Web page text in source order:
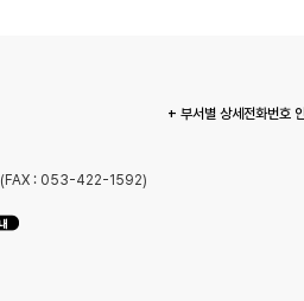
+ 부서별 상세전화번호
(FAX : 053-422-1592)